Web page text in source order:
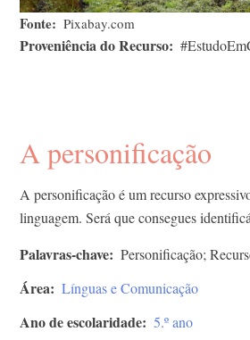
Fonte Pixabay.com
Proveniência do Recurso
A personificação
A personificação é um recurso
linguagem. Será que consegues
Palavras-chave Personificação;
Área Línguas e Comunicação
Ano de escolaridade 5.º ano